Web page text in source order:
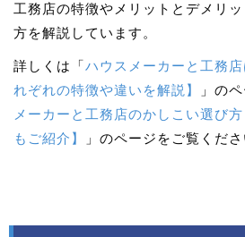
工務店の特徴やメリットとデメリ
方を解説しています。
詳しくは「ハウスメーカーと工務
れぞれの特徴や違いを解説】
」の
メーカーと工務店のかしこい選び
もご紹介】
」のページをご覧くださ